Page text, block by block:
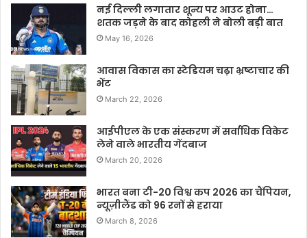
नई दिल्ली लगातार शून्य पर आउट होना…
शतक जड़ने के बाद कोहली ने बोली बड़ी बात
May 16, 2026
आवास विकास का स्टेडियम चढ़ा भ्रष्टाचार की
भेंट
March 22, 2026
आईपीएल के एक संस्करण में सर्वाधिक विकेट
लेने वाले भारतीय गेंदबाज
March 20, 2026
भारत बना टी-20 विश्व कप 2026 का चैंपियन,
न्यूज़ीलैंड को 96 रनों से हराया
March 8, 2026